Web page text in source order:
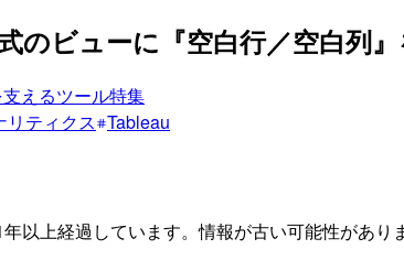
のビューに『空白行／空白列
えるツール特集
リティクス Tableau
以上経過しています。情報が古い可能性があり